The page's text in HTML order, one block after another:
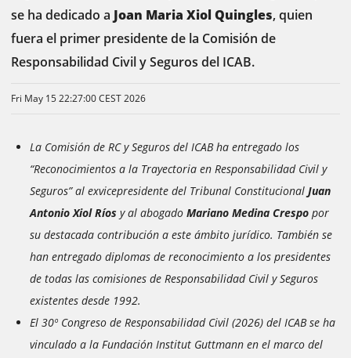
se ha dedicado a Joan Maria Xiol Quingles, quien
fuera el primer presidente de la Comisión de
Responsabilidad Civil y Seguros del ICAB.
Fri May 15 22:27:00 CEST 2026
La Comisión de RC y Seguros del ICAB ha entregado los
“Reconocimientos a la Trayectoria en Responsabilidad Civil y
Seguros” al exvicepresidente del Tribunal Constitucional Juan
Antonio Xiol Ríos y al abogado Mariano Medina Crespo por
su destacada contribución a este ámbito jurídico. También se
han entregado diplomas de reconocimiento a los presidentes
de todas las comisiones de Responsabilidad Civil y Seguros
existentes desde 1992.
El 30º Congreso de Responsabilidad Civil (2026) del ICAB se ha
vinculado a la Fundación Institut Guttmann en el marco del